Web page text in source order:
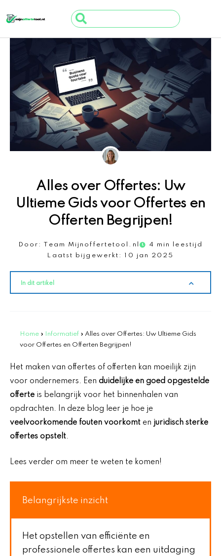
naar
de
inhoud
Search
...
Alles over Offertes: Uw
Ultieme Gids voor Offertes en
Offerten Begrijpen!
Door: Team Mijnoffertetool.nl
4 min leestijd
Laatst bijgewerkt:
10 jan 2025
In dit artikel
Home » Informatief » Alles over Offertes: Uw Ultieme Gids
voor Offertes en Offerten Begrijpen!
Het maken van offertes of offerten kan moeilijk zijn
voor ondernemers. Een duidelijke en goed opgestelde
offerte is belangrijk voor het binnenhalen van
opdrachten. In deze blog leer je hoe je
veelvoorkomende fouten voorkomt en juridisch sterke
offertes opstelt.
Lees verder om meer te weten te komen!
Belangrijkste inzicht
Het opstellen van efficiënte en
professionele offertes kan een uitdaging